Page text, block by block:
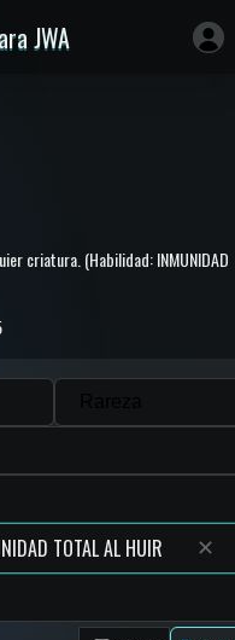
JWA
criatura. (Habilidad: INMUNIDAD
✕